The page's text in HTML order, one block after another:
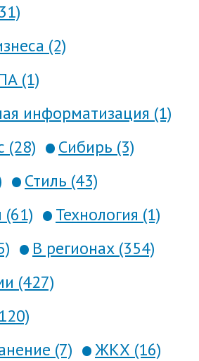
(2)
(1)
информатизация (1)
(28)
Сибирь (3)
Стиль (43)
(61)
Технология (1)
В регионах (354)
(427)
(7)
ЖКХ (16)